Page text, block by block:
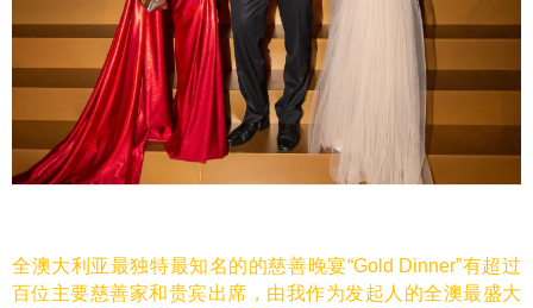
全澳大利亚最独特最知名的的慈善晚宴“Gold Dinner”有超过
百位主要慈善家和贵宾出席，由我作为发起人的全澳最盛大